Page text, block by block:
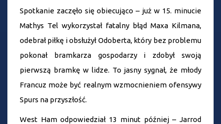
Spotkanie zaczęło się obiecująco – już w 15. minucie
Mathys Tel wykorzystał fatalny błąd Maxa Kilmana,
odebrał piłkę i obsłużył Odoberta, który bez problemu
pokonał bramkarza gospodarzy i zdobył swoją
pierwszą bramkę w lidze. To jasny sygnał, że młody
Francuz może być realnym wzmocnieniem ofensywy
Spurs na przyszłość.
West Ham odpowiedział 13 minut później – Jarrod